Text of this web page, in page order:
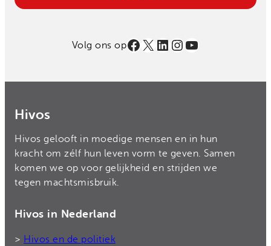
Volg ons opFacebook
X LinkedIn
Instagram
YouTube
Hivos
Hivos gelooft in moedige mensen en in hun
kracht om zélf hun leven vorm te geven. Samen
komen we op voor gelijkheid en strijden we
tegen machtsmisbruik.
Hivos in Nederland
> Hivos en de politiek